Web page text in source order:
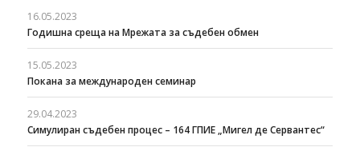
16.05.2023
Годишна среща на Мрежата за съдебен обмен
15.05.2023
Покана за международен семинар
29.04.2023
Симулиран съдебен процес – 164 ГПИЕ „Мигел де Сервантес“